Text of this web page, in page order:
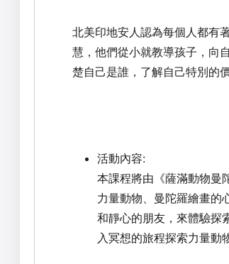
北美印地安人認為每個人都有
慧，他們從小就教導孩子，向
楚自己是誰，了解自己特別的
活動內容:
本課程將由《薩滿動物曼
力量動物、曼陀羅繪畫的
和靜心的朋友，來體驗探
入冥想的旅程探索力量動